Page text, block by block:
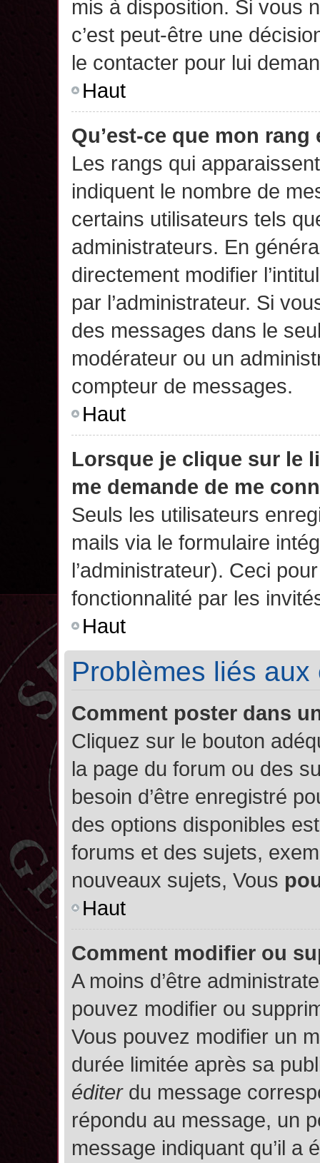
mis à disposition. Si vous
c’est peut-être une
le contacter pour lui
Haut
Qu’est-ce que mon
Les rangs qui
indiquent le nombre de
certains utilisateurs tels
administrateurs. En
directement modifier
par l’administrateur. Si
des messages dans le
modérateur ou un
compteur de messages.
Haut
Lorsque je clique sur le
me demande de me
Seuls les utilisateurs
mails via le formulaire
l’administrateur). Ceci
fonctionnalité par les
Haut
Problèmes liés
Comment poster dans
Cliquez sur le bouton
la page du forum ou des
besoin d’être enregistré
des options disponibles
forums et des sujets,
nouveaux sujets, Vous
Haut
Comment modifier ou
A moins d’être
pouvez modifier ou
Vous pouvez modifier un
durée limitée après sa
éditerdu message
répondu au message, un
message indiquant qu’il a